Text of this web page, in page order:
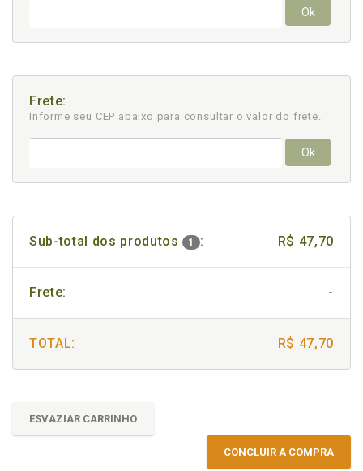
Ok
Frete:
Informe seu CEP abaixo para consultar o valor do frete.
Ok
Sub-total dos produtos 1 : R$ 47,70
Frete: -
TOTAL: R$ 47,70
ESVAZIAR CARRINHO
CONCLUIR A COMPRA